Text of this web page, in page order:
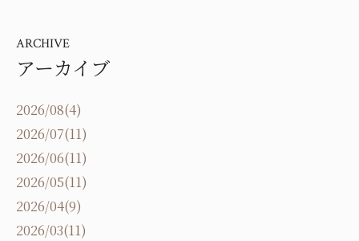
ARCHIVE
アーカイブ
2026/08(4)
2026/07(11)
2026/06(11)
2026/05(11)
2026/04(9)
2026/03(11)